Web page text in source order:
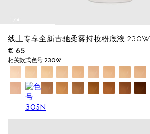
线上专享全新古驰柔雾持妆粉底液 230W
€ 65
相关款式色号 230W